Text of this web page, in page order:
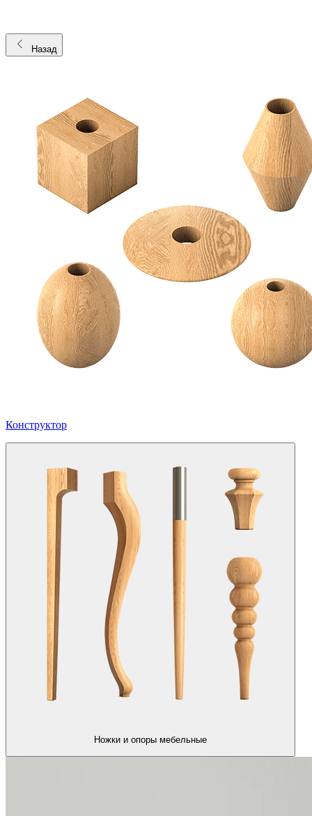
Назад
Конструктор
Ножки и опоры мебельные